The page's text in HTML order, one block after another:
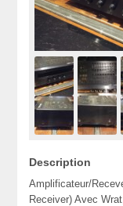
Description
Amplificateur/
Receiver) Avec